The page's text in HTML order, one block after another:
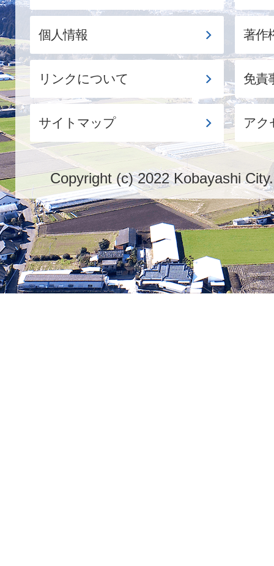
個人情報 著作
リンクについて 免責
サイトマップ アク
Copyright (c) 2022 Kobayashi